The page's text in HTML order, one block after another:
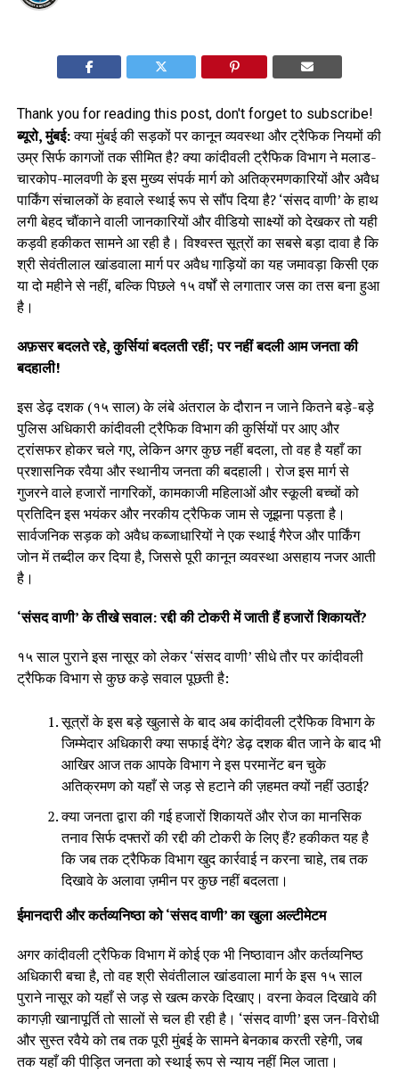
Thank you for reading this post, don't forget to subscribe!
ब्यूरो, मुंबई:क्या मुंबई की सड़कों पर कानून व्यवस्था और ट्रैफिक नियमों की
उम्र सिर्फ कागजों तक सीमित है? क्या कांदीवली ट्रैफिक विभाग ने मलाड-
चारकोप-मालवणी के इस मुख्य संपर्क मार्ग को अतिक्रमणकारियों और अवैध
पार्किंग संचालकों के हवाले स्थाई रूप से सौंप दिया है? ‘संसद वाणी’ के हाथ
लगी बेहद चौंकाने वाली जानकारियों और वीडियो साक्ष्यों को देखकर तो यही
कड़वी हकीकत सामने आ रही है। विश्वस्त सूत्रों का सबसे बड़ा दावा है कि
श्री सेवंतीलाल खांडवाला मार्ग पर अवैध गाड़ियों का यह जमावड़ा किसी एक
या दो महीने से नहीं, बल्कि पिछले १५ वर्षों से लगातार जस का तस बना हुआ
है।
अफ़सर बदलते रहे, कुर्सियां बदलती रहीं; पर नहीं बदली आम जनता की
बदहाली!
इस डेढ़ दशक (१५ साल) के लंबे अंतराल के दौरान न जाने कितने बड़े-बड़े
पुलिस अधिकारी कांदीवली ट्रैफिक विभाग की कुर्सियों पर आए और
ट्रांसफर होकर चले गए, लेकिन अगर कुछ नहीं बदला, तो वह है यहाँ का
प्रशासनिक रवैया और स्थानीय जनता की बदहाली। रोज इस मार्ग से
गुजरने वाले हजारों नागरिकों, कामकाजी महिलाओं और स्कूली बच्चों को
प्रतिदिन इस भयंकर और नरकीय ट्रैफिक जाम से जूझना पड़ता है।
सार्वजनिक सड़क को अवैध कब्जाधारियों ने एक स्थाई गैरेज और पार्किंग
जोन में तब्दील कर दिया है, जिससे पूरी कानून व्यवस्था असहाय नजर आती
है।
‘संसद वाणी’ के तीखे सवाल: रद्दी की टोकरी में जाती हैं हजारों शिकायतें?
१५ साल पुराने इस नासूर को लेकर ‘संसद वाणी’ सीधे तौर पर कांदीवली
ट्रैफिक विभाग से कुछ कड़े सवाल पूछती है:
सूत्रों के इस बड़े खुलासे के बाद अब कांदीवली ट्रैफिक विभाग के
जिम्मेदार अधिकारी क्या सफाई देंगे? डेढ़ दशक बीत जाने के बाद भी
आखिर आज तक आपके विभाग ने इस परमानेंट बन चुके
अतिक्रमण को यहाँ से जड़ से हटाने की ज़हमत क्यों नहीं उठाई?
क्या जनता द्वारा की गई हजारों शिकायतें और रोज का मानसिक
तनाव सिर्फ दफ्तरों की रद्दी की टोकरी के लिए हैं? हकीकत यह है
कि जब तक ट्रैफिक विभाग खुद कार्रवाई न करना चाहे, तब तक
दिखावे के अलावा ज़मीन पर कुछ नहीं बदलता।
ईमानदारी और कर्तव्यनिष्ठा को ‘संसद वाणी’ का खुला अल्टीमेटम
अगर कांदीवली ट्रैफिक विभाग में कोई एक भी निष्ठावान और कर्तव्यनिष्ठ
अधिकारी बचा है, तो वह श्री सेवंतीलाल खांडवाला मार्ग के इस १५ साल
पुराने नासूर को यहाँ से जड़ से खत्म करके दिखाए। वरना केवल दिखावे की
कागज़ी खानापूर्ति तो सालों से चल ही रही है। ‘संसद वाणी’ इस जन-विरोधी
और सुस्त रवैये को तब तक पूरी मुंबई के सामने बेनकाब करती रहेगी, जब
तक यहाँ की पीड़ित जनता को स्थाई रूप से न्याय नहीं मिल जाता।